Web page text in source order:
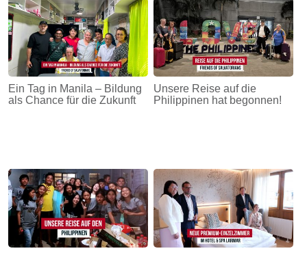
Ein Tag in Manila – Bildung
als Chance für die Zukunft
Unsere Reise auf die
Philippinen hat begonnen!